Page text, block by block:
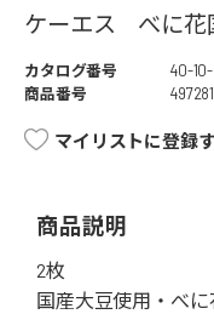
ケーエス べに花
カタログ番号
40-
商品番号
マイリストに登録
商品説明
2枚
国産大豆使用・べ